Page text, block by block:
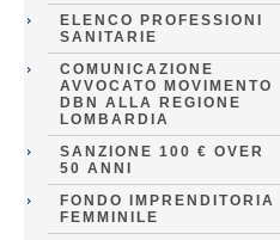
ELENCO PROFESSIONI
SANITARIE
COMUNICAZIONE
AVVOCATO MOVIMENTO
DBN ALLA REGIONE
LOMBARDIA
SANZIONE 100 € OVER
50 ANNI
FONDO IMPRENDITORIA
FEMMINILE